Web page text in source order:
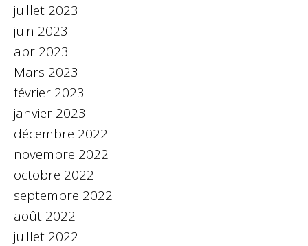
juillet 2023
juin 2023
apr 2023
Mars 2023
février 2023
janvier 2023
décembre 2022
novembre 2022
octobre 2022
septembre 2022
août 2022
juillet 2022